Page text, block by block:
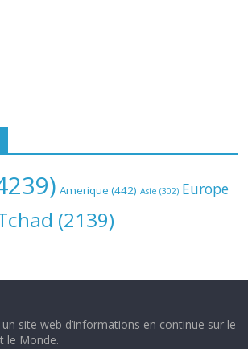
Amerique (442) Asie (302) Europe
(2139)
un site web d’informations en continue sur le
le Monde.